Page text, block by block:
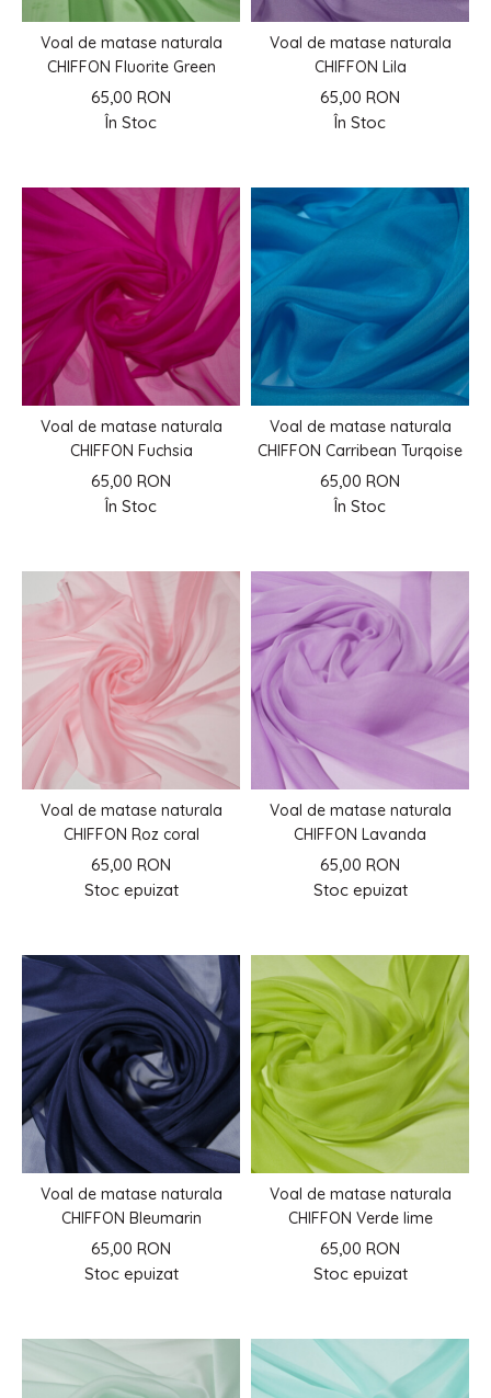
Voal de matase naturala
CHIFFON Fluorite Green
65,00 RON
În Stoc
Voal de matase naturala
CHIFFON Lila
65,00 RON
În Stoc
Voal de matase naturala
CHIFFON Fuchsia
65,00 RON
În Stoc
Voal de matase naturala
CHIFFON Carribean Turqoise
65,00 RON
În Stoc
Voal de matase naturala
CHIFFON Roz coral
65,00 RON
Stoc epuizat
Voal de matase naturala
CHIFFON Lavanda
65,00 RON
Stoc epuizat
Voal de matase naturala
CHIFFON Bleumarin
65,00 RON
Stoc epuizat
Voal de matase naturala
CHIFFON Verde lime
65,00 RON
Stoc epuizat